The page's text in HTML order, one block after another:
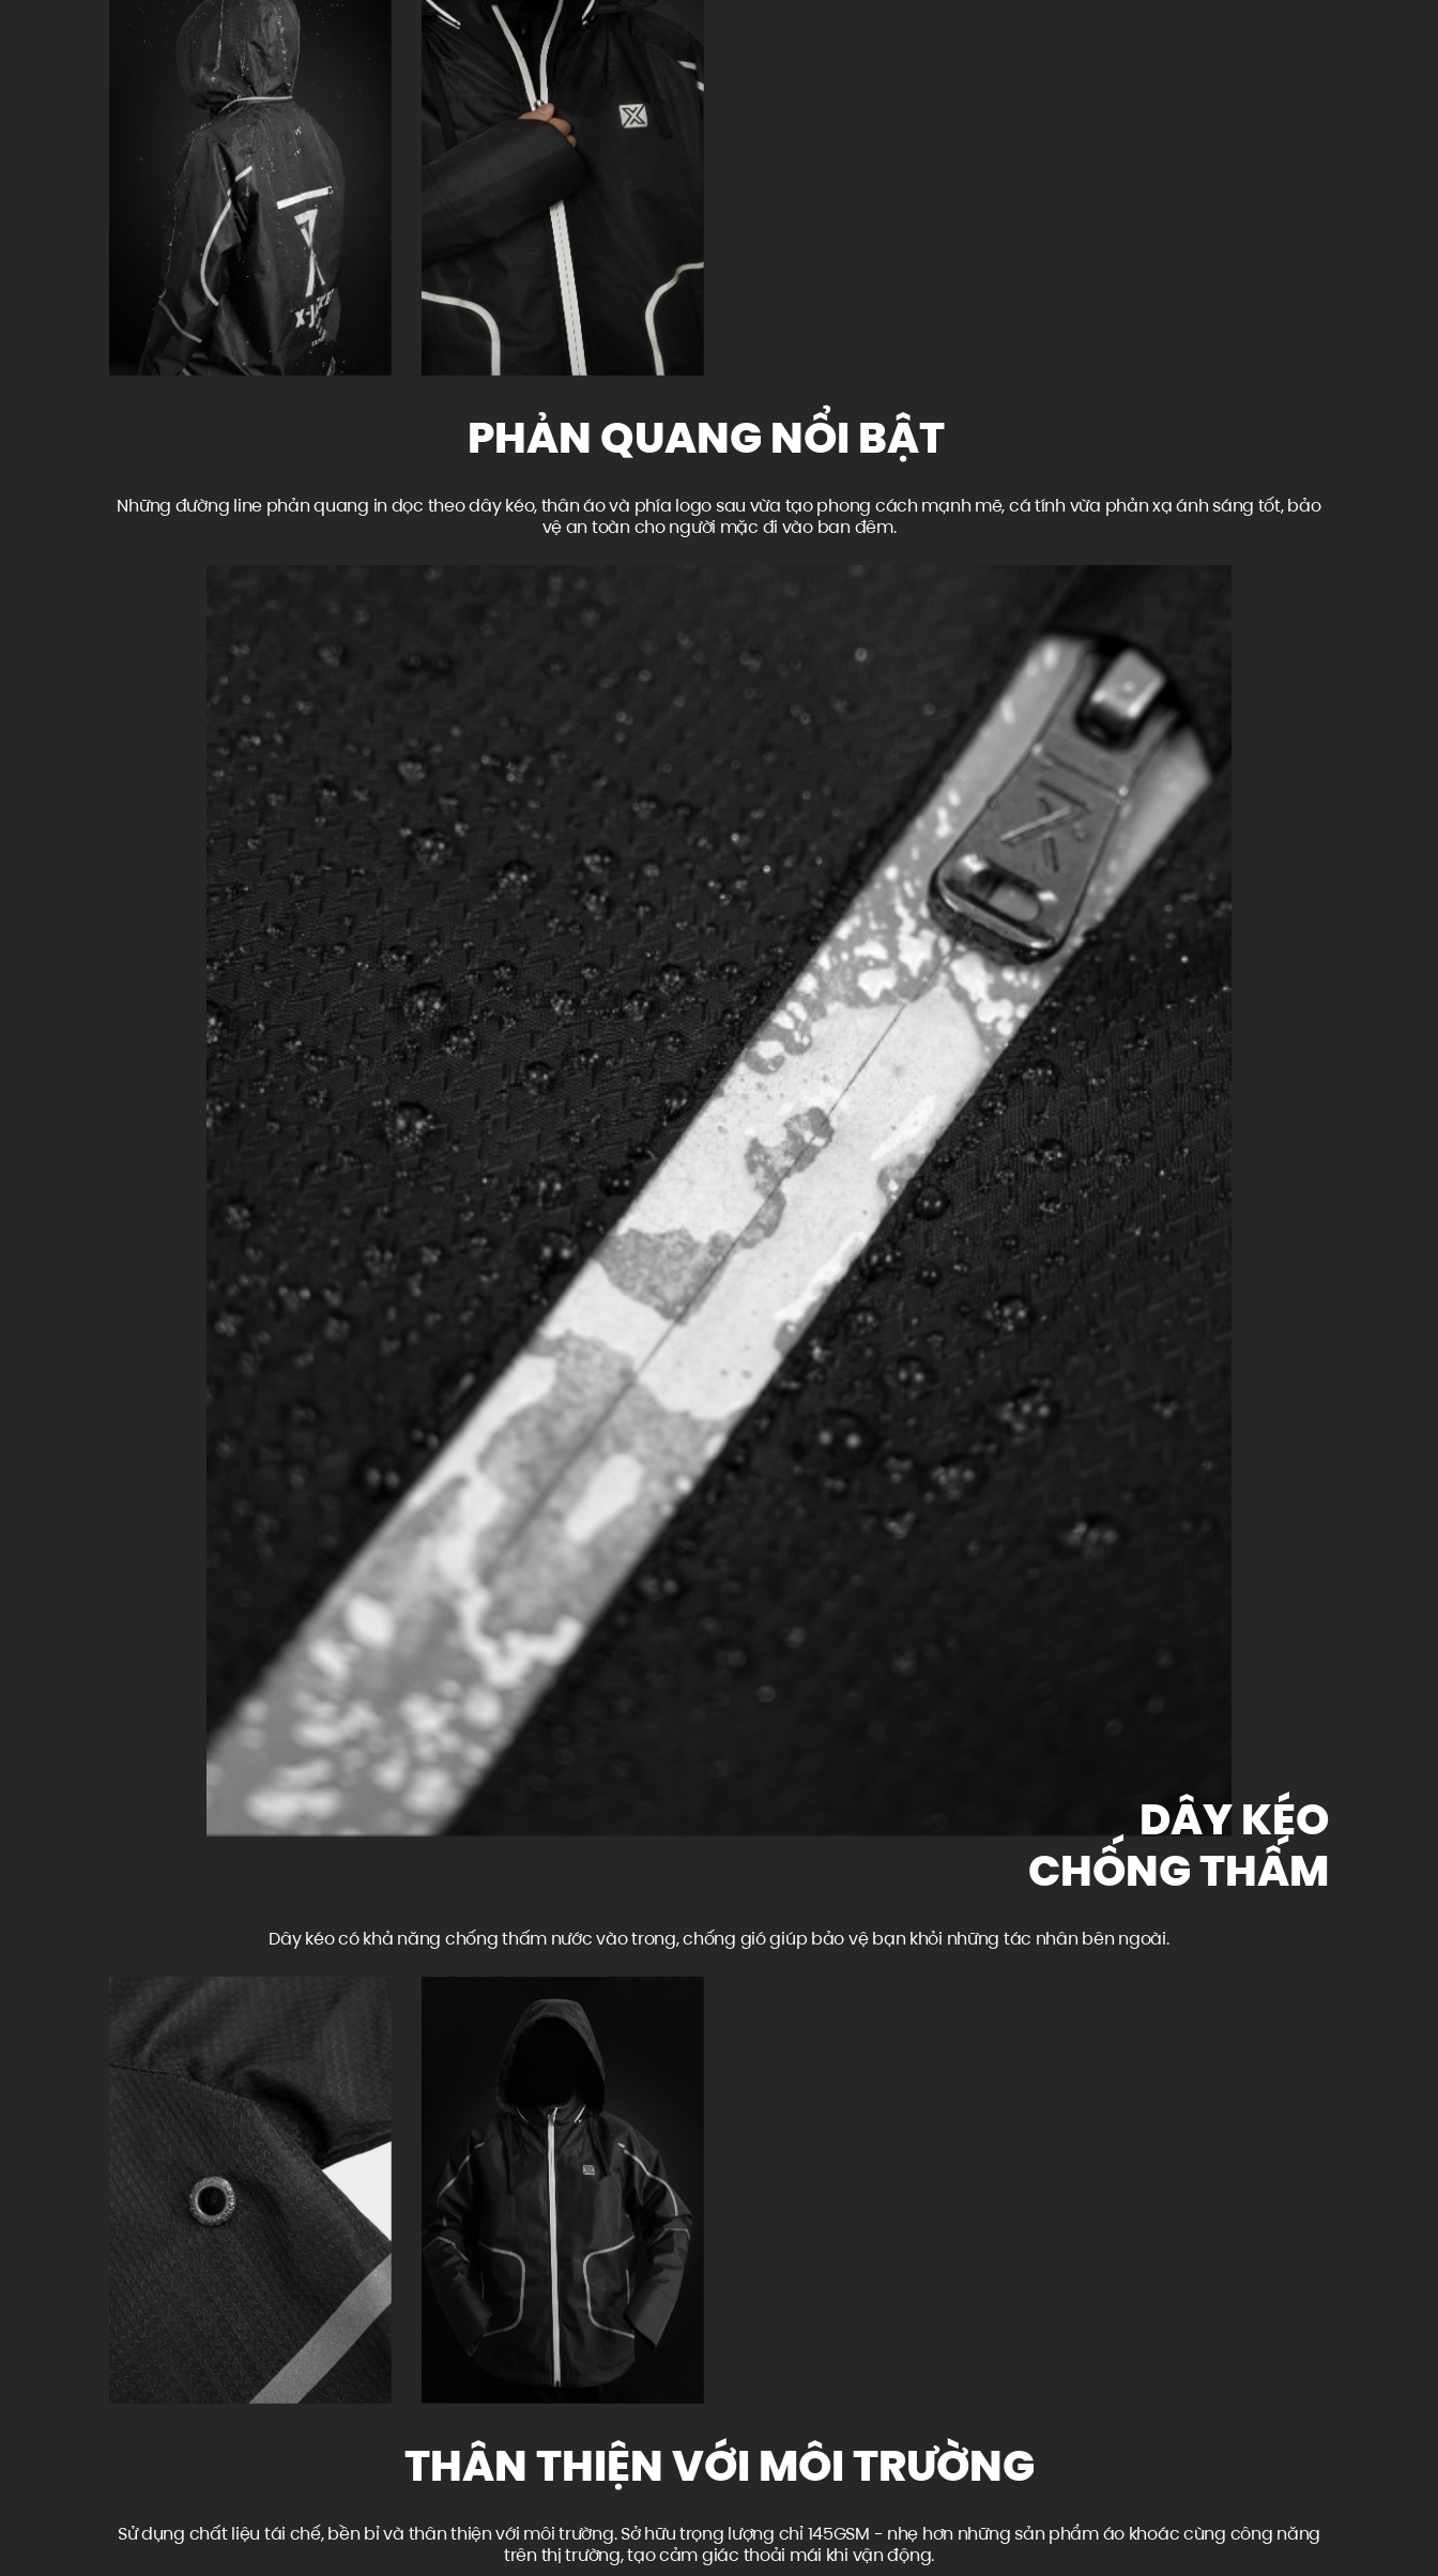
PHẢN QUANG NỔI BẬT
Những đường line phản quang in dọc theo dây kéo, thân áo và phía logo sau vừa tạo phong cách mạnh mẽ, cá tính vừa phản xạ ánh sáng tốt, bảo
vệ an toàn cho người mặc đi vào ban đêm.
DÂY KÉO
CHỐNG THẤM
Dây kéo có khả năng chống thấm nước vào trong, chống gió giúp bảo vệ bạn khỏi những tác nhân bên ngoài.
THÂN THIỆN VỚI MÔI TRƯỜNG
Sử dụng chất liệu tái chế, bền bỉ và thân thiện với môi trường. Sở hữu trọng lượng chỉ 145GSM - nhẹ hơn những sản phẩm áo khoác cùng công năng
trên thị trường, tạo cảm giác thoải mái khi vận động.